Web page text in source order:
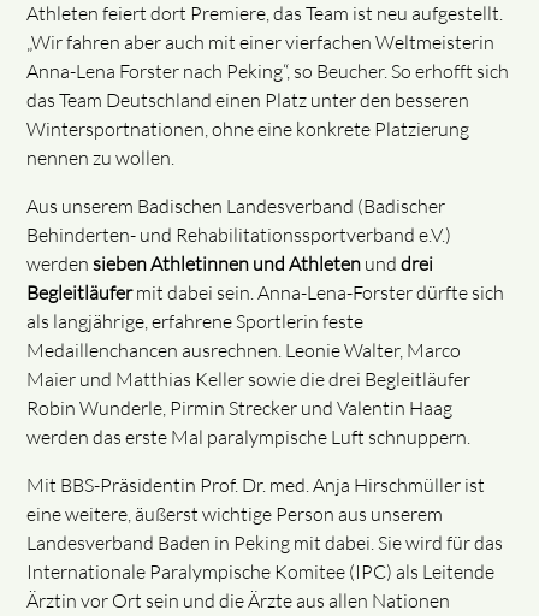
Athleten feiert dort Premiere, das Team ist neu aufgestellt.
„Wir fahren aber auch mit einer vierfachen Weltmeisterin
Anna-Lena Forster nach Peking“, so Beucher. So erhofft sich
das Team Deutschland einen Platz unter den besseren
Wintersportnationen, ohne eine konkrete Platzierung
nennen zu wollen.
Aus unserem Badischen Landesverband (Badischer
Behinderten- und Rehabilitationssportverband e.V.)
werdensieben Athletinnen und Athleten unddrei
Begleitläufermit dabei sein. Anna-Lena-Forster dürfte sich
als langjährige, erfahrene Sportlerin feste
Medaillenchancen ausrechnen. Leonie Walter, Marco
Maier und Matthias Keller sowie die drei Begleitläufer
Robin Wunderle, Pirmin Strecker und Valentin Haag
werden das erste Mal paralympische Luft schnuppern.
Mit BBS-Präsidentin Prof. Dr. med. Anja Hirschmüller ist
eine weitere, äußerst wichtige Person aus unserem
Landesverband Baden in Peking mit dabei. Sie wird für das
Internationale Paralympische Komitee (IPC) als Leitende
Ärztin vor Ort sein und die Ärzte aus allen Nationen